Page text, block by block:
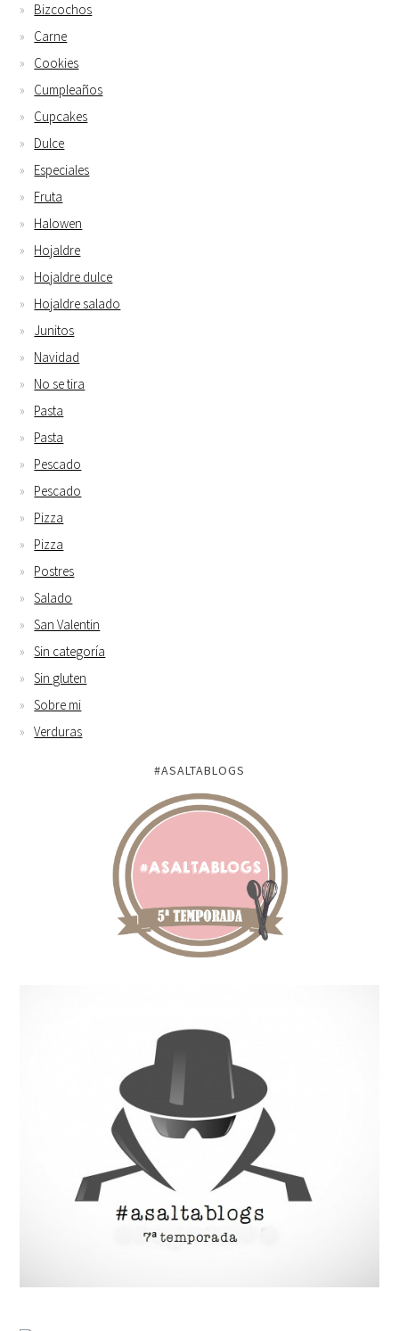
Bizcochos
Carne
Cookies
Cumpleaños
Cupcakes
Dulce
Especiales
Fruta
Halowen
Hojaldre
Hojaldre dulce
Hojaldre salado
Junitos
Navidad
No se tira
Pasta
Pasta
Pescado
Pescado
Pizza
Pizza
Postres
Salado
San Valentin
Sin categoría
Sin gluten
Sobre mi
Verduras
#ASALTABLOGS